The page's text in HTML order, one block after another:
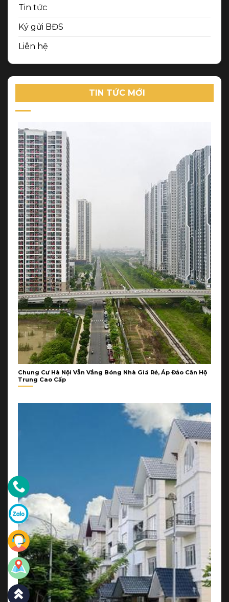
Tin tức
Ký gửi BĐS
Liên hệ
TIN TỨC MỚI
Chung Cư Hà Nội Vẫn Vắng Bóng Nhà Giá Rẻ, Áp Đảo Căn Hộ
Trung Cao Cấp